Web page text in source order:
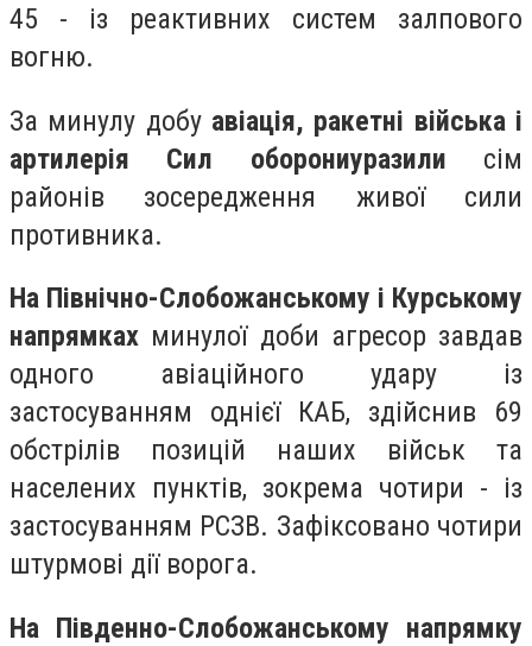
45 - із реактивних систем залпового
вогню.
За минулу добу авіація, ракетні війська і
артилерія Сил оборониуразили сім
районів зосередження живої сили
противника.
На Північно-Слобожанському і Курському
напрямках минулої доби агресор завдав
одного авіаційного удару із
застосуванням однієї КАБ, здійснив 69
обстрілів позицій наших військ та
населених пунктів, зокрема чотири - із
застосуванням РСЗВ. Зафіксовано чотири
штурмові дії ворога.
На Південно-Слобожанському напрямку